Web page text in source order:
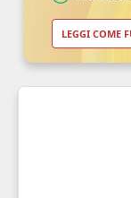
LEGGI COME